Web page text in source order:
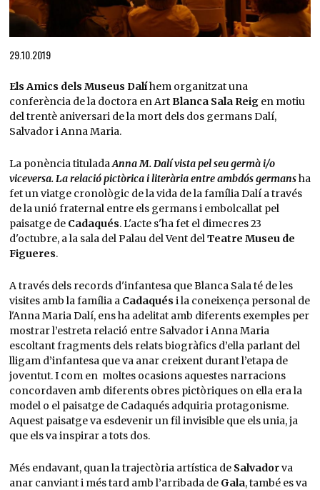
29.10.2019
Els Amics dels Museus Dalíhem organitzat una
conferència de la doctora en ArtBlanca Sala Reigen motiu
del trentè aniversari de la mort dels dos germans Dalí,
Salvador i Anna Maria.
La ponència tituladaAnna M. Dalí vista pel seu germà i/o
viceversa. La relació pictòrica i literària entre ambdós germansha
fet un viatge cronològic de la vida de la família Dalí a través
de la unió fraternal entre els germans i embolcallat pel
paisatge de Cadaqués. L'acte s'ha fet el dimecres 23
d'octubre, a la sala del Palau del Vent delTeatre Museu de
Figueres.
A través dels records d'infantesa que Blanca Sala té de les
visites amb la família a Cadaqués i la coneixença personal de
l'Anna Maria Dalí, ens ha adelitat amb diferents exemples per
mostrar l’estreta relació entre Salvador i Anna Maria
escoltant fragments dels relats biogràfics d’ella parlant del
lligam d’infantesa que va anar creixent durant l’etapa de
joventut. I com en moltes ocasions aquestes narracions
concordaven amb diferents obres pictòriques on ella era la
model o el paisatge de Cadaqués adquiria protagonisme.
Aquest paisatge va esdevenir un fil invisible que els unia, ja
que els va inspirar a tots dos.
Més endavant, quan la trajectòria artística de Salvadorva
anar canviant i més tard amb l’arribada de Gala, també es va